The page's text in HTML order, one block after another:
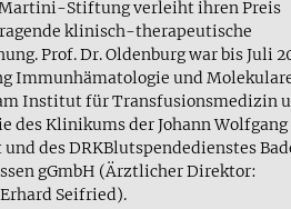
Stiftung verleiht ihren Preis
klinisch-therapeutische
Prof. Dr. Oldenburg war bis Juli
Immunhämatologie und
Institut für Transfusionsmedizin
des Klinikums der Johann Wolfgang
des DRKBlutspendedienstes
gGmbH (Ärztlicher Direktor:
Seifried).